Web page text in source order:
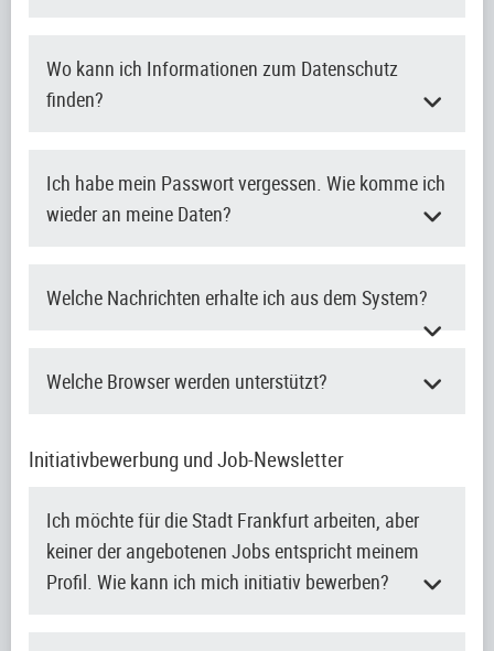
Wo kann ich Informationen zum Datenschutz
finden?
Ich habe mein Passwort vergessen. Wie komme ich
wieder an meine Daten?
Welche Nachrichten erhalte ich aus dem System?
Welche Browser werden unterstützt?
Initiativbewerbung und Job-Newsletter
Ich möchte für die Stadt Frankfurt arbeiten, aber
keiner der angebotenen Jobs entspricht meinem
Profil. Wie kann ich mich initiativ bewerben?